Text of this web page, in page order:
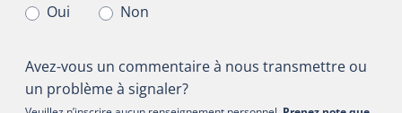
Oui
Non
Avez-vous un commentaire à nous transmettre ou
un problème à signaler?